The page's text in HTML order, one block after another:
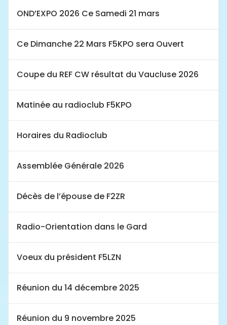
OND’EXPO 2026 Ce Samedi 21 mars
Ce Dimanche 22 Mars F5KPO sera Ouvert
Coupe du REF CW résultat du Vaucluse 2026
Matinée au radioclub F5KPO
Horaires du Radioclub
Assemblée Générale 2026
Décès de l’épouse de F2ZR
Radio-Orientation dans le Gard
Voeux du président F5LZN
Réunion du 14 décembre 2025
Réunion du 9 novembre 2025